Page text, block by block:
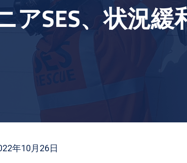
アSES、状況
年10月26日